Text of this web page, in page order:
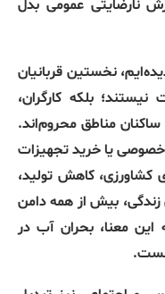
نارضایتی عمومی بدل
نخستین قربانیان
بلکه کارگران،
ساکنان مناطق محروم‌اند.
خصوصی یا خرید تجهیزات
کاهش تولید،
زندگی، بیش از همه دامن
این معنا، بحران آب در
هست.